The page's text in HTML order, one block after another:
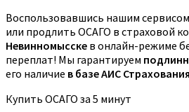
Воспользовавшись нашим
или продлить ОСАГО в страховой
Невинномысске в онлайн-режиме
переплат! Мы гарантируем
его наличие в базе АИС
Купить ОСАГО за 5 минут